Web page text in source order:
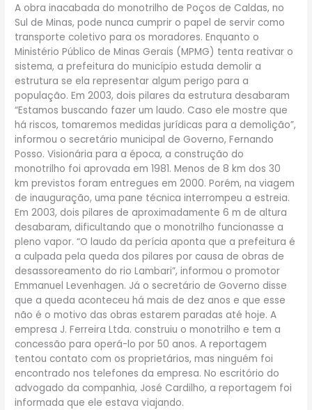
A obra inacabada do monotrilho de Poços de Caldas, no
Sul de Minas, pode nunca cumprir o papel de servir como
transporte coletivo para os moradores. Enquanto o
Ministério Público de Minas Gerais (MPMG) tenta reativar o
sistema, a prefeitura do município estuda demolir a
estrutura se ela representar algum perigo para a
população. Em 2003, dois pilares da estrutura desabaram
“Estamos buscando fazer um laudo. Caso ele mostre que
há riscos, tomaremos medidas jurídicas para a demolição”,
informou o secretário municipal de Governo, Fernando
Posso. Visionária para a época, a construção do
monotrilho foi aprovada em 1981. Menos de 8 km dos 30
km previstos foram entregues em 2000. Porém, na viagem
de inauguração, uma pane técnica interrompeu a estreia.
Em 2003, dois pilares de aproximadamente 6 m de altura
desabaram, dificultando que o monotrilho funcionasse a
pleno vapor. “O laudo da perícia aponta que a prefeitura é
a culpada pela queda dos pilares por causa de obras de
desassoreamento do rio Lambari”, informou o promotor
Emmanuel Levenhagen. Já o secretário de Governo disse
que a queda aconteceu há mais de dez anos e que esse
não é o motivo das obras estarem paradas até hoje. A
empresa J. Ferreira Ltda. construiu o monotrilho e tem a
concessão para operá-lo por 50 anos. A reportagem
tentou contato com os proprietários, mas ninguém foi
encontrado nos telefones da empresa. No escritório do
advogado da companhia, José Cardilho, a reportagem foi
informada que ele estava viajando.